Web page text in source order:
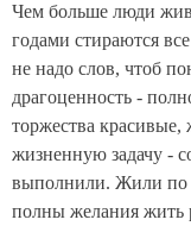
Чем больше люди
годами стираются
не надо слов, чтоб
драгоценность -
торжества
жизненную задачу -
выполнили. Жили по
полны желания жить